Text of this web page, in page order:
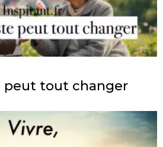
peut tout changer